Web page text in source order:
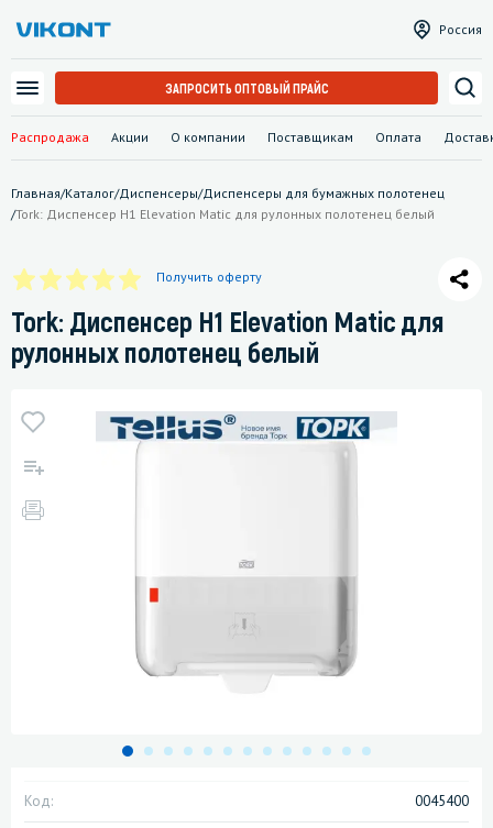
Распродажа Акции О компании Поставщикам Оплата
Россия
ЗАПРОСИТЬ ОПТОВЫЙ ПРАЙС
Главная/Каталог/Диспенсеры/Диспенсеры для бумажных полотенец
/Tork: Диспенсер H1 Elevation Matic для рулонных полотенец белый
Получить оферту
Tork: Диспенсер H1 Elevation Matic для
рулонных полотенец белый
Код: 0045400